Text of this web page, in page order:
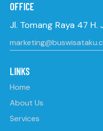
OFFICE
Jl. Tomang Raya 47
LINKS
Home
About Us
Services